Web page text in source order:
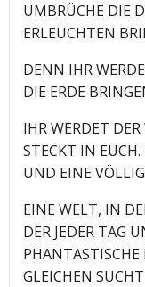
UMBRÜCHE DIE
ERLEUCHTEN
DENN IHR
DIE ERDE
IHR WERDET
STECKT IN EUCH.
UND EINE
EINE WELT, IN
DER JEDER TAG
PHANTASTISCHE
GLEICHEN